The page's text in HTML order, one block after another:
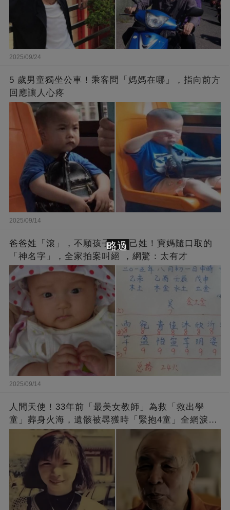
2025/09/24
5 歲男童獨坐公車！乘客問「媽媽在哪」，指向前方
回應讓人心疼
2025/09/14
爸爸姓「滾」，不願孩子跟自己姓！寶媽隨口取的
「神名字」，全家拍案叫絕 ，網驚：太有才
2025/09/14
人間天使！33年前「最美女教師」為救「救出學
童」葬身火海，遺骸被尋獲時「緊抱4童」全網淚
崩：真正的英雄不該被遺忘
略過